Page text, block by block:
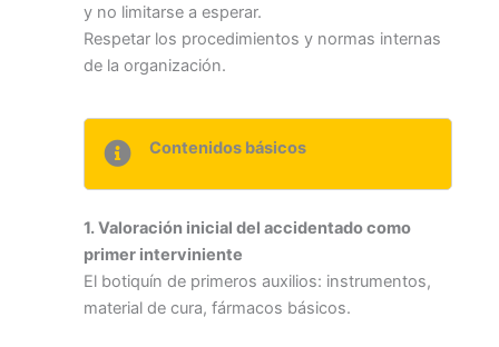
y no limitarse a esperar.
Respetar los procedimientos y normas internas
de la organización.
Contenidos básicos
1. Valoración inicial del accidentado como
primer interviniente
El botiquín de primeros auxilios: instrumentos,
material de cura, fármacos básicos.